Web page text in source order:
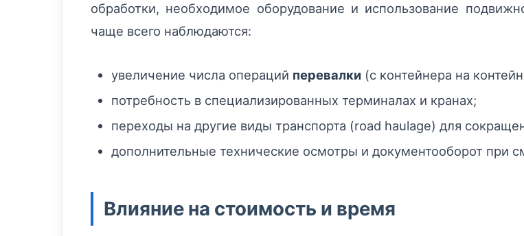
обработки, необходимое оборудование и использование
чаще всего наблюдаются:
увеличение числа операций перевалки (с контейнера на
потребность в специализированных терминалах и кранах;
переходы на другие виды транспорта (road haulage) для
дополнительные технические осмотры и документооборот при
Влияние на стоимость и время